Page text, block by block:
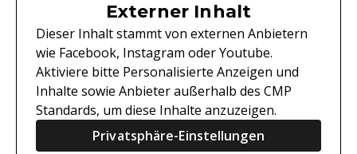
Externer Inhalt
Dieser Inhalt stammt von externen Anbietern
wie Facebook, Instagram oder Youtube.
Aktiviere bitte Personalisierte Anzeigen und
Inhalte sowie Anbieter außerhalb des CMP
Standards, um diese Inhalte anzuzeigen.
Privatsphäre-Einstellungen